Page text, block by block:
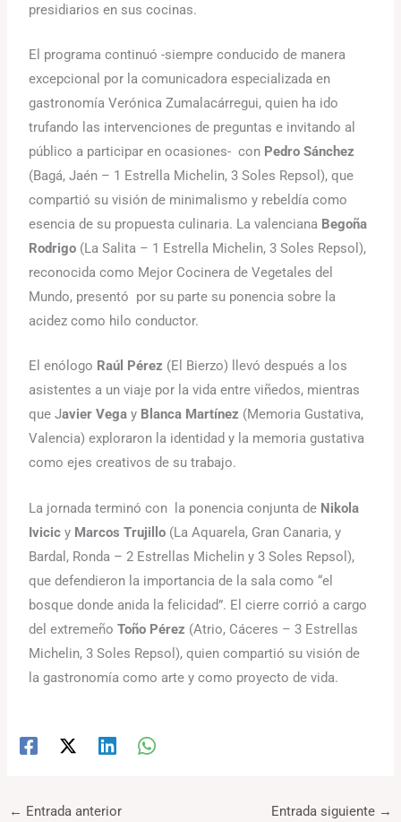
presidiarios en sus cocinas.
El programa continuó -siempre conducido de manera
excepcional por la comunicadora especializada en
gastronomía Verónica Zumalacárregui, quien ha ido
trufando las intervenciones de preguntas e invitando al
público a participar en ocasiones- con Pedro Sánchez
(Bagá, Jaén – 1 Estrella Michelin, 3 Soles Repsol), que
compartió su visión de minimalismo y rebeldía como
esencia de su propuesta culinaria. La valenciana Begoña
Rodrigo (La Salita – 1 Estrella Michelin, 3 Soles Repsol),
reconocida como Mejor Cocinera de Vegetales del
Mundo, presentó por su parte su ponencia sobre la
acidez como hilo conductor.
El enólogo Raúl Pérez (El Bierzo) llevó después a los
asistentes a un viaje por la vida entre viñedos, mientras
que Javier Vega y Blanca Martínez (Memoria Gustativa,
Valencia) exploraron la identidad y la memoria gustativa
como ejes creativos de su trabajo.
La jornada terminó con la ponencia conjunta de Nikola
Ivicic y Marcos Trujillo (La Aquarela, Gran Canaria, y
Bardal, Ronda – 2 Estrellas Michelin y 3 Soles Repsol),
que defendieron la importancia de la sala como “el
bosque donde anida la felicidad”. El cierre corrió a cargo
del extremeñoToño Pérez (Atrio, Cáceres – 3 Estrellas
Michelin, 3 Soles Repsol), quien compartió su visión de
la gastronomía como arte y como proyecto de vida.
← Entrada anterior Entrada siguiente →